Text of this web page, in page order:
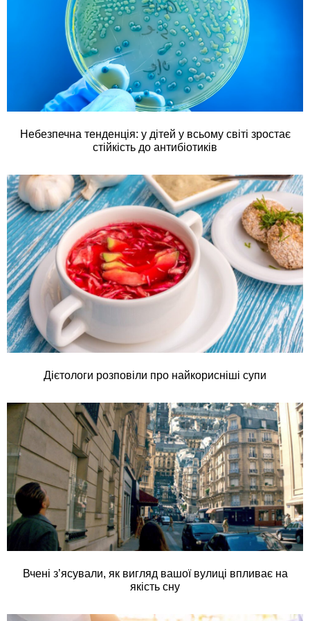
Небезпечна тенденція: у дітей у всьому світі зростає
стійкість до антибіотиків
Дієтологи розповіли про найкорисніші супи
Вчені з’ясували, як вигляд вашої вулиці впливає на
якість сну